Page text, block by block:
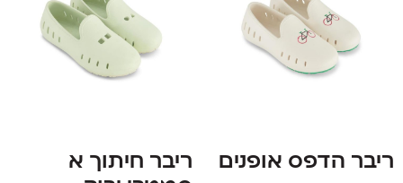
ריבר הדפס אופנים
ריבר חיתוך א